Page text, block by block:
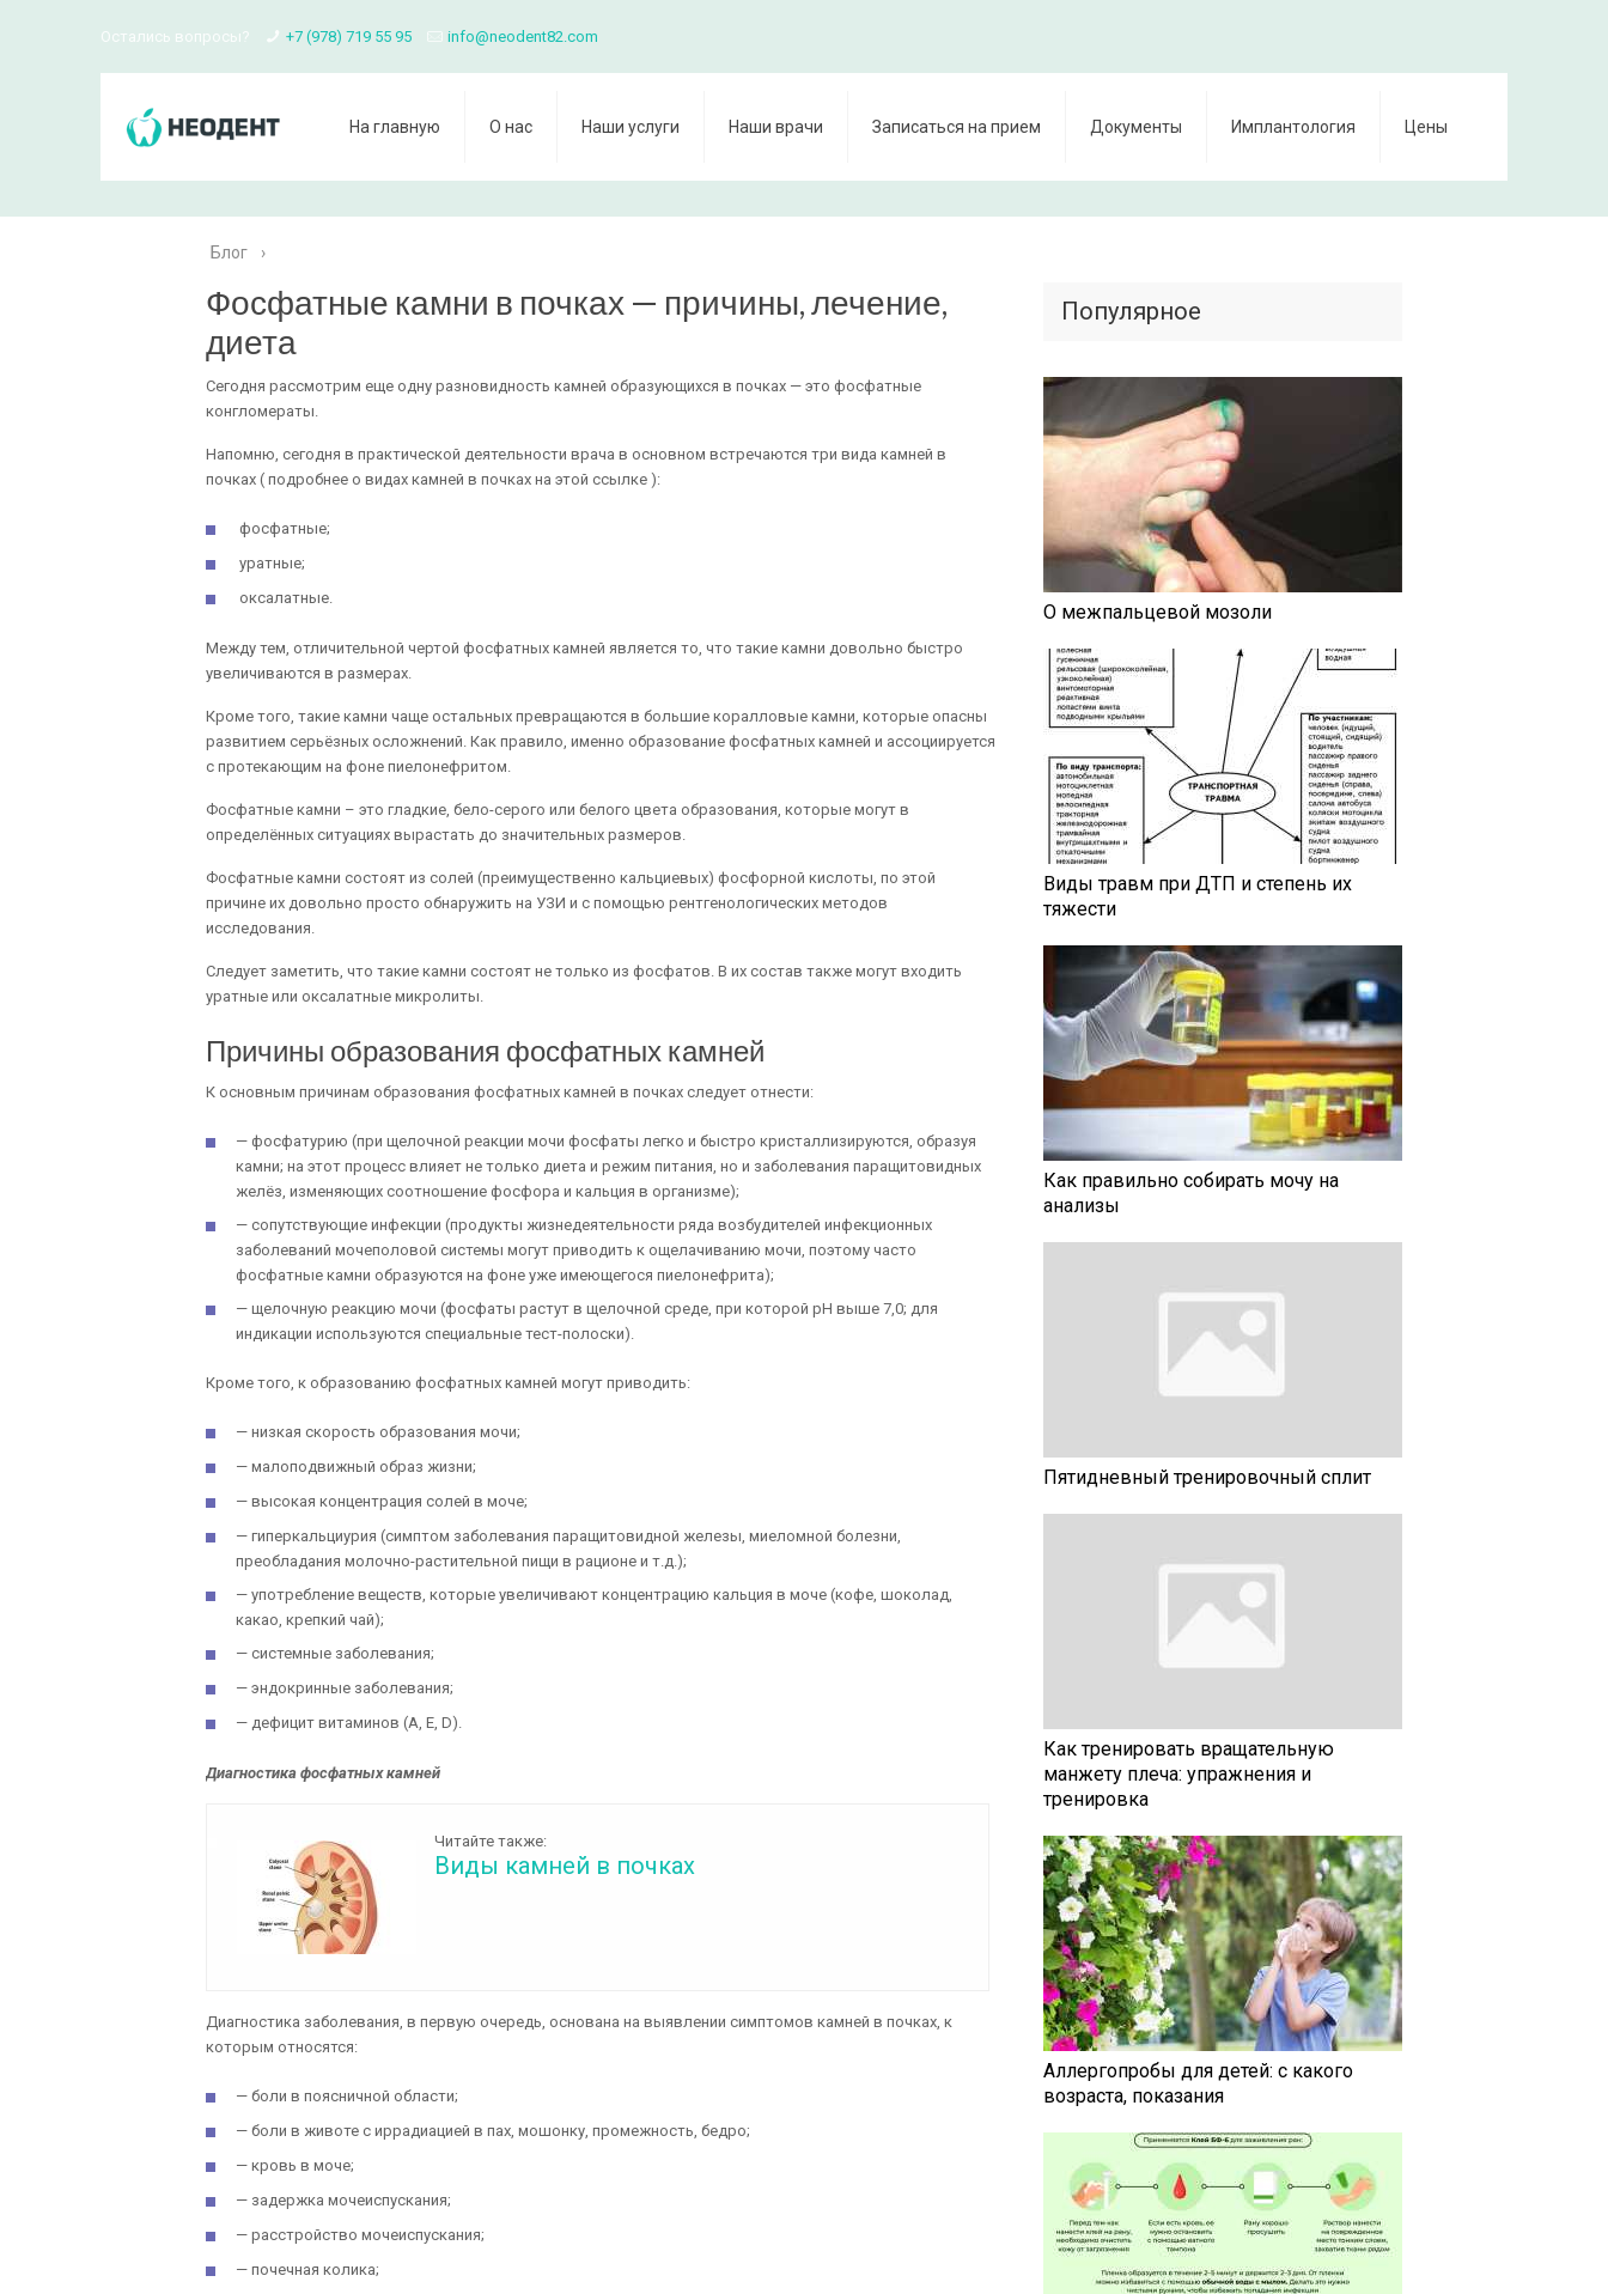
Остались вопросы? +7 (978) 719 55 95 info@neodent82.com
На главную О нас Наши услуги Наши врачи Записаться на прием Документы Имплантология Цены
Блог ›
Фосфатные камни в почках — причины, лечение,
диета
Сегодня рассмотрим еще одну разновидность камней образующихся в почках — это фосфатные
конгломераты.
Напомню, сегодня в практической деятельности врача в основном встречаются три вида камней в
почках ( подробнее о видах камней в почках на этой ссылке ):
фосфатные;
уратные;
оксалатные.
Между тем, отличительной чертой фосфатных камней является то, что такие камни довольно быстро
увеличиваются в размерах.
Кроме того, такие камни чаще остальных превращаются в большие коралловые камни, которые опасны
развитием серьёзных осложнений. Как правило, именно образование фосфатных камней и ассоциируется
с протекающим на фоне пиелонефритом.
Фосфатные камни – это гладкие, бело-серого или белого цвета образования, которые могут в
определённых ситуациях вырастать до значительных размеров.
Фосфатные камни состоят из солей (преимущественно кальциевых) фосфорной кислоты, по этой
причине их довольно просто обнаружить на УЗИ и с помощью рентгенологических методов
исследования.
Следует заметить, что такие камни состоят не только из фосфатов. В их состав также могут входить
уратные или оксалатные микролиты.
Причины образования фосфатных камней
К основным причинам образования фосфатных камней в почках следует отнести:
— фосфатурию (при щелочной реакции мочи фосфаты легко и быстро кристаллизируются, образуя
камни; на этот процесс влияет не только диета и режим питания, но и заболевания паращитовидных
желёз, изменяющих соотношение фосфора и кальция в организме);
— сопутствующие инфекции (продукты жизнедеятельности ряда возбудителей инфекционных
заболеваний мочеполовой системы могут приводить к ощелачиванию мочи, поэтому часто
фосфатные камни образуются на фоне уже имеющегося пиелонефрита);
— щелочную реакцию мочи (фосфаты растут в щелочной среде, при которой рН выше 7,0; для
индикации используются специальные тест-полоски).
Кроме того, к образованию фосфатных камней могут приводить:
— низкая скорость образования мочи;
— малоподвижный образ жизни;
— высокая концентрация солей в моче;
— гиперкальциурия (симптом заболевания паращитовидной железы, миеломной болезни,
преобладания молочно-растительной пищи в рационе и т.д.);
— употребление веществ, которые увеличивают концентрацию кальция в моче (кофе, шоколад,
какао, крепкий чай);
— системные заболевания;
— эндокринные заболевания;
— дефицит витаминов (А, Е, D).
Диагностика фосфатных камней
Читайте также:
Виды камней в почках
Диагностика заболевания, в первую очередь, основана на выявлении симптомов камней в почках, к
которым относятся:
— боли в поясничной области;
— боли в животе с иррадиацией в пах, мошонку, промежность, бедро;
— кровь в моче;
— задержка мочеиспускания;
— расстройство мочеиспускания;
— почечная колика;
Популярное
О межпальцевой мозоли
Виды травм при ДТП и степень их
тяжести
Как правильно собирать мочу на
анализы
Пятидневный тренировочный сплит
Как тренировать вращательную
манжету плеча: упражнения и
тренировка
Аллергопробы для детей: с какого
возраста, показания